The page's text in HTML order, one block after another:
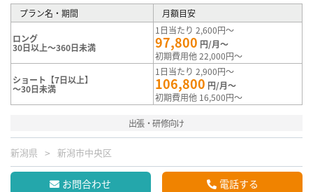
プラン名・期間 月額目安
ロング
30日以上～360日未満
1日当たり 2,600円～
97,800 円/月～
初期費用他 22,000円～
ショート【7日以上】
～30日未満
1日当たり 2,900円～
106,800 円/月～
初期費用他 16,500円～
出張・研修向け
新潟県 新潟市中央区
お問合わせ 電話する